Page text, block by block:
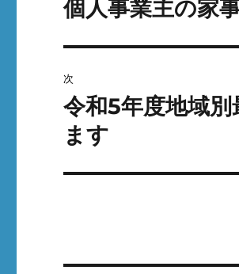
ゲ
ー
前
投
稿:
個人事業主の家
次
次
の
投
稿:
令和5年度地域
ます